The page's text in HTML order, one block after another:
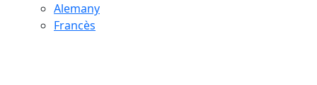
Alemany
Francès